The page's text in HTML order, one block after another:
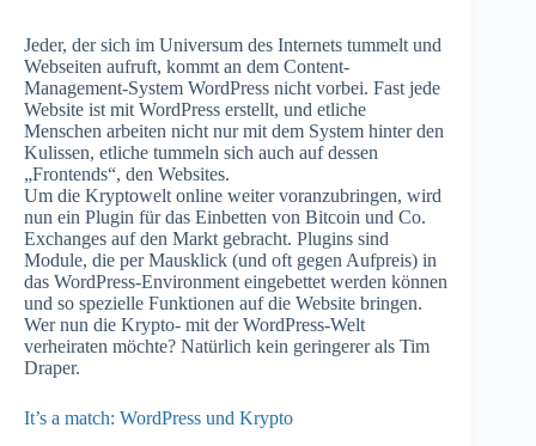
Jeder, der sich im Universum des Internets tummelt und
Webseiten aufruft, kommt an dem Content-
Management-System WordPress nicht vorbei. Fast jede
Website ist mit WordPress erstellt, und etliche
Menschen arbeiten nicht nur mit dem System hinter den
Kulissen, etliche tummeln sich auch auf dessen
„Frontends“, den Websites.
Um die Kryptowelt online weiter voranzubringen, wird
nun ein Plugin für das Einbetten von Bitcoin und Co.
Exchanges auf den Markt gebracht. Plugins sind
Module, die per Mausklick (und oft gegen Aufpreis) in
das WordPress-Environment eingebettet werden können
und so spezielle Funktionen auf die Website bringen.
Wer nun die Krypto- mit der WordPress-Welt
verheiraten möchte? Natürlich kein geringerer als Tim
Draper.
It’s a match: WordPress und Krypto